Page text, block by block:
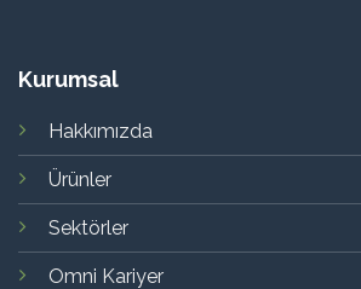
Kurumsal
Hakkımızda
Ürünler
Sektörler
Omni Kariyer